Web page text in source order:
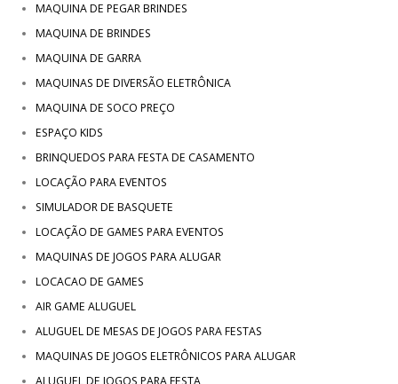
MAQUINA DE PEGAR BRINDES
MAQUINA DE BRINDES
MAQUINA DE GARRA
MAQUINAS DE DIVERSÃO ELETRÔNICA
MAQUINA DE SOCO PREÇO
ESPAÇO KIDS
BRINQUEDOS PARA FESTA DE CASAMENTO
LOCAÇÃO PARA EVENTOS
SIMULADOR DE BASQUETE
LOCAÇÃO DE GAMES PARA EVENTOS
MAQUINAS DE JOGOS PARA ALUGAR
LOCACAO DE GAMES
AIR GAME ALUGUEL
ALUGUEL DE MESAS DE JOGOS PARA FESTAS
MAQUINAS DE JOGOS ELETRÔNICOS PARA ALUGAR
ALUGUEL DE JOGOS PARA FESTA